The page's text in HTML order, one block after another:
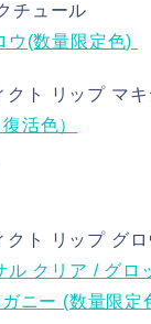
チュール
ウ(数量限定色)
クト リップ マ
活色）
クト リップ グ
ル クリア / グロ
ニー (数量限定